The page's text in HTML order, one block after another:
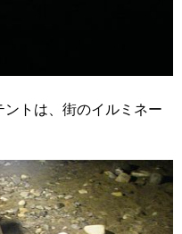
トは、街のイルミネー